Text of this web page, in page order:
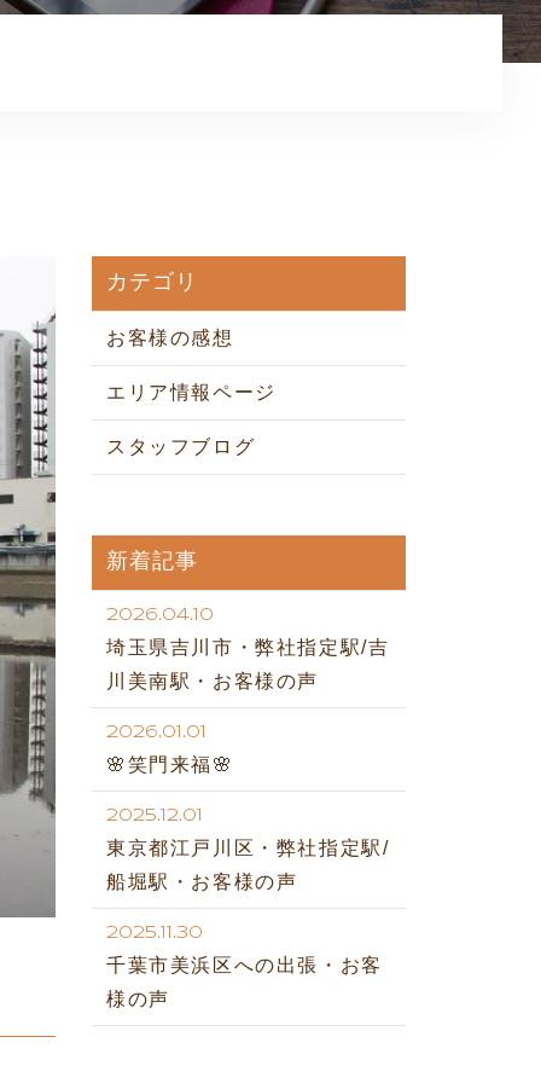
お知らせ
カテゴリ
お客様の感想
エリア情報ページ
スタッフブログ
新着記事
2026.04.10
埼玉県吉川市・弊社指定駅/吉
川美南駅・お客様の声
2026.01.01
🌸笑門来福🌸
2025.12.01
東京都江戸川区・弊社指定駅/
船堀駅・お客様の声
2025.11.30
千葉市美浜区への出張・お客
様の声